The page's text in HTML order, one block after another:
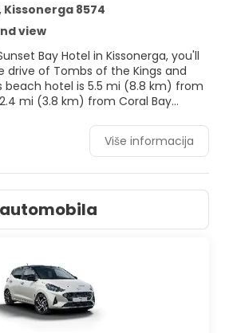
Kissonerga 8574
view
Bay Hotel in Kissonerga, you'll
drive of Tombs of the Kings and
mi (3.8 km) from Coral Bay
spa, where you can enjoy
and facials. You can take
amenities such as an indoor
center. This hotel also
wireless internet access,
babysitting.
tub combinations,
and hair dryers. Conveniences
as safes and electric kettles.
Više informacija